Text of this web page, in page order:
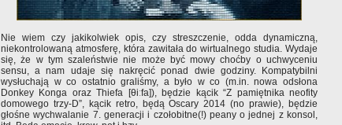
Nie wiem czy jakikolwiek opis, czy streszczenie, odda dynamiczną,
niekontrolowaną atmosferę, która zawitała do wirtualnego studia. Wydaje
się, że w tym szaleństwie nie może być mowy choćby o uchwyceniu
sensu, a nam udaje się nakręcić ponad dwie godziny. Kompatybilni
wysłuchają w co ostatnio graliśmy, a było w co (m.in. nowa odsłona
Donkey Konga oraz Thiefa [θiːfa]), będzie kącik “Z pamiętnika neofity
domowego trzy-D”, kącik retro, będą Oscary 2014 (no prawie), będzie
głośne wychwalanie 7. generacji i czołobitne(!) peany o jednej z konsol,